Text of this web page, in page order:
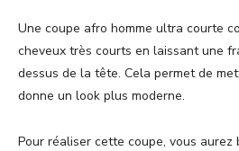
Une coupe afro homme ultra courte
cheveux très courts en laissant une
dessus de la tête. Cela permet de
donne un look plus moderne.
Pour réaliser cette coupe, vous aurez